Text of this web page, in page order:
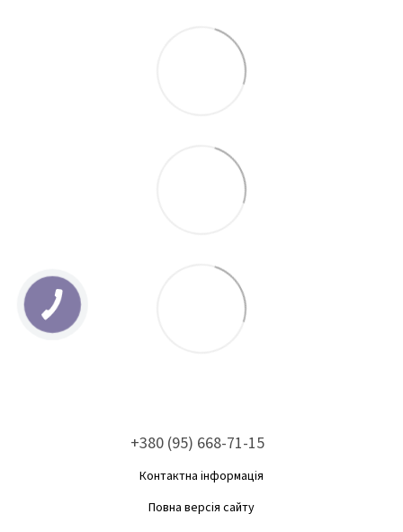
+380 (95) 668-71-15
Контактна інформація
Повна версія сайту